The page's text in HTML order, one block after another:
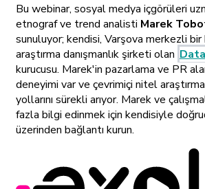
Bu webinar, sosyal medya içgörüleri
etnograf ve trend analisti Marek
sunuluyor; kendisi, Varşova merkezli
araştırma danışmanlık şirketi olan
kurucusu. Marek'in pazarlama ve PR
deneyimi var ve çevrimiçi nitel
yollarını sürekli arıyor. Marek ve
fazla bilgi edinmek için kendisiyle
üzerinden bağlantı kurun.